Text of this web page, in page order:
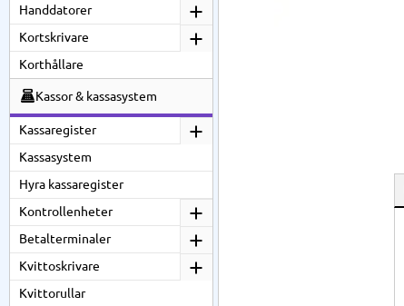
Handdatorer
Kortskrivare
Korthållare
Kassor & kassasystem
Kassaregister
Kassasystem
Hyra kassaregister
Kontrollenheter
Betalterminaler
Kvittoskrivare
Kvittorullar